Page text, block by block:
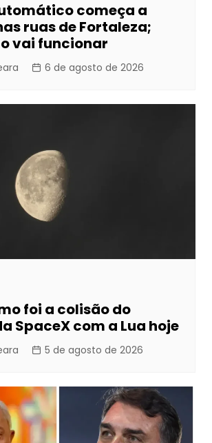
começa a
ruas de Fortaleza;
vai funcionar
6 de agosto de 2026
foi a colisão do
SpaceX com a Lua hoje
5 de agosto de 2026